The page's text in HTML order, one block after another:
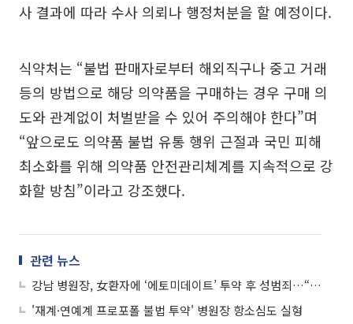
사 결과에 따라 수사 의뢰나 행정처분을 할 예정이다.
식약처는 “불법 판매자로부터 해외직구나 중고 거래
등의 방법으로 해당 의약품을 구매하는 경우 구매 의
도와 관계없이 처벌받을 수 있어 주의해야 한다”며
“앞으로도 의약품 불법 유통 행위 근절과 국민 피해
최소화를 위해 의약품 안전관리체계를 지속적으로 강
화할 방침”이라고 강조했다.
관련 뉴스
강남 병원장, 女환자에 ‘에토미데이트’ 투약 후 성범죄…“도주 우려” 구속
'재계·연예계 프로포폴 불법 투약' 병원장 항소심도 실형